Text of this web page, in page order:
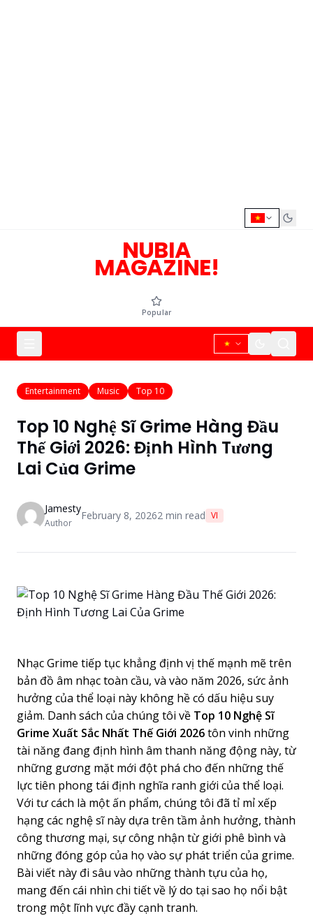
NUBIA
MAGAZINE!
Popular
Entertainment Music Top 10
Top 10 Nghệ Sĩ Grime Hàng Đầu
Thế Giới 2026: Định Hình Tương
Lai Của Grime
Jamesty
Author
February 8, 20262 min read VI
Nhạc Grime tiếp tục khẳng định vị thế mạnh mẽ trên
bản đồ âm nhạc toàn cầu, và vào năm 2026, sức ảnh
hưởng của thể loại này không hề có dấu hiệu suy
giảm. Danh sách của chúng tôi về Top 10 Nghệ Sĩ
Grime Xuất Sắc Nhất Thế Giới 2026tôn vinh những
tài năng đang định hình âm thanh năng động này, từ
những gương mặt mới đột phá cho đến những thế
lực tiên phong tái định nghĩa ranh giới của thể loại.
Với tư cách là một ấn phẩm, chúng tôi đã tỉ mỉ xếp
hạng các nghệ sĩ này dựa trên tầm ảnh hưởng, thành
công thương mại, sự công nhận từ giới phê bình và
những đóng góp của họ vào sự phát triển của grime.
Bài viết này đi sâu vào những thành tựu của họ,
mang đến cái nhìn chi tiết về lý do tại sao họ nổi bật
trong một lĩnh vực đầy cạnh tranh.